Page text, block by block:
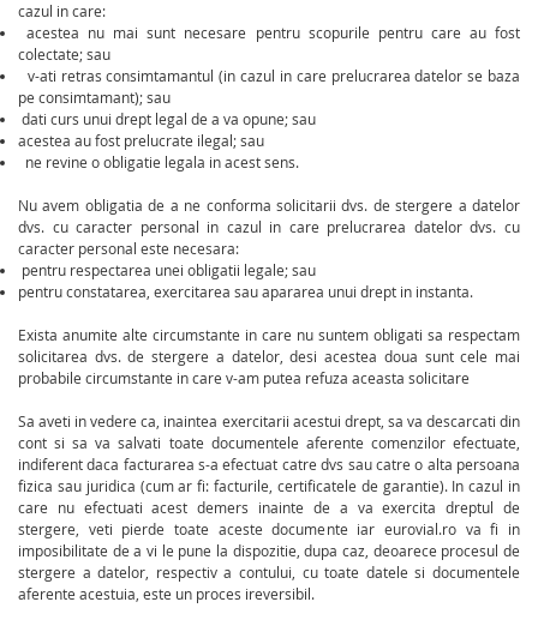
cazul in care:
acestea nu mai sunt necesare pentru scopurile pentru care au fost
colectate; sau
v-ati retras consimtamantul (in cazul in care prelucrarea datelor se baza
pe consimtamant); sau
dati curs unui drept legal de a va opune; sau
acestea au fost prelucrate ilegal; sau
ne revine o obligatie legala in acest sens.
Nu avem obligatia de a ne conforma solicitarii dvs. de stergere a datelor
dvs. cu caracter personal in cazul in care prelucrarea datelor dvs. cu
caracter personal este necesara:
pentru respectarea unei obligatii legale; sau
pentru constatarea, exercitarea sau apararea unui drept in instanta.
Exista anumite alte circumstante in care nu suntem obligati sa respectam
solicitarea dvs. de stergere a datelor, desi acestea doua sunt cele mai
probabile circumstante in care v-am putea refuza aceasta solicitare
Sa aveti in vedere ca, inaintea exercitarii acestui drept, sa va descarcati din
cont si sa va salvati toate documentele aferente comenzilor efectuate,
indiferent daca facturarea s-a efectuat catre dvs sau catre o alta persoana
fizica sau juridica (cum ar fi: facturile, certificatele de garantie). In cazul in
care nu efectuati acest demers inainte de a va exercita dreptul de
stergere, veti pierde toate aceste documente iar eurovial.ro va fi in
imposibilitate de a vi le pune la dispozitie, dupa caz, deoarece procesul de
stergere a datelor, respectiv a contului, cu toate datele si documentele
aferente acestuia, este un proces ireversibil.